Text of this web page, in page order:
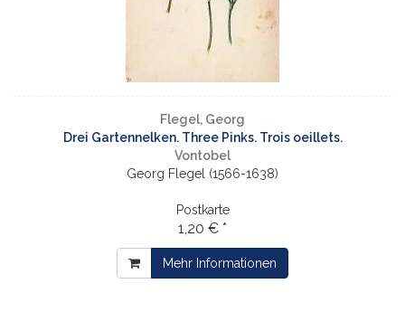
Flegel, Georg
Drei Gartennelken. Three Pinks. Trois oeillets.
Vontobel
Georg Flegel (1566-1638)
Postkarte
1,20 € *
Mehr Informationen